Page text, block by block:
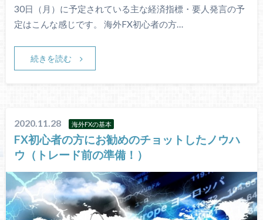
30日（月）に予定されている主な経済指標・要人発言の予
定はこんな感じです。 海外FX初心者の方…
続きを読む
2020.11.28 海外FXの基本
FX初心者の方にお勧めのチョットしたノウハ
ウ（トレード前の準備！）